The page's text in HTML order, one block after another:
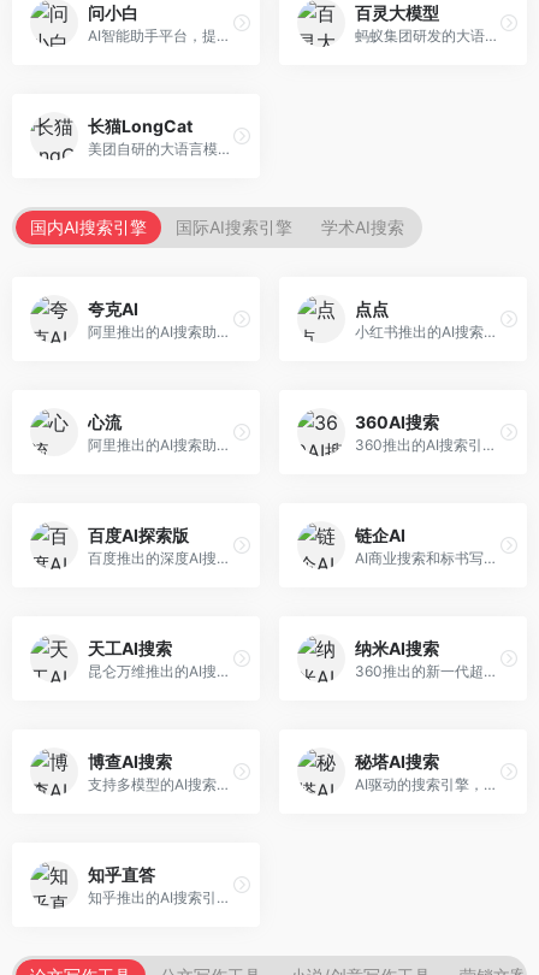
问小白
AI智能助手平台，提供知识问答、文本创作、文档处理等服务。面向普通用户和职场人士，操作简便，响应速度快，支持多场景应用。
百灵大模型
蚂蚁集团研发的大语言模型平台，专注于金融科技和企业服务。面向金融机构和企业客户，提供智能客服、风险分析、文档处理等服务，金融场景理解深入。
长猫LongCat
美团自研的大语言模型对话平台，专注于本地生活服务场景。面向美团生态用户，提供智能推荐、服务问答等功能，本地生活知识覆盖全面。
国内AI搜索引擎 国际AI搜索引擎 学术AI搜索
夸克AI
阿里推出的AI搜索助手，整合搜索与AI功能。面向年轻用户，提供智能搜索、文档处理、学习辅助等服务，与夸克生态深度整合。
点点
小红书推出的AI搜索应用，专注于生活方式内容搜索。面向小红书用户，提供生活攻略、消费决策、内容推荐等服务，生活方式内容丰富。
心流
阿里推出的AI搜索助手，专注于智能信息获取。面向普通用户，提供智能搜索、内容整理、知识问答等服务，与阿里生态深度整合。
360AI搜索
360推出的AI搜索引擎，专注于安全智能搜索。面向普通用户，提供智能问答、网页搜索、内容整理等服务，安全防护能力强。
百度AI探索版
百度推出的深度AI搜索引擎，整合百度知识图谱。面向中文用户，提供智能问答、知识探索、内容生成等服务，知识覆盖面广。
链企AI
AI商业搜索和标书写作工具，专注于企业服务场景。面向企业用户，提供商业信息搜索、标书生成、企业分析等服务，商业信息专业。
天工AI搜索
昆仑万维推出的AI搜索引擎，整合大模型与搜索能力。面向普通用户，提供智能问答、深度搜索、内容整理等服务，中文搜索体验好。
纳米AI搜索
360推出的新一代超级AI搜索，深度整合360搜索资源。面向普通用户，提供智能问答、多模态搜索、内容生成等服务，安全可靠。
博查AI搜索
支持多模型的AI搜索引擎，整合多种大模型能力。面向AI爱好者，提供多模型搜索、答案对比、深度分析等服务，模型选择灵活。
秘塔AI搜索
AI驱动的搜索引擎，专注于无广告直达结果。面向研究者和信息获取需求者，提供深度搜索、来源标注、答案整理等服务，搜索结果干净准确，信息可信度高。
知乎直答
知乎推出的AI搜索引擎，专注于知识问答场景。面向知识获取者，提供知乎内容搜索、智能问答、知识整理等服务，专业知识丰富。